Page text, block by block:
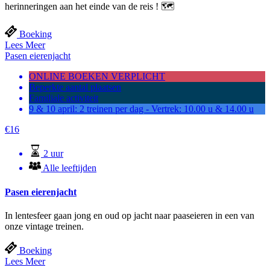
herinneringen aan het einde van de reis ! 🗺️
Boeking
Lees Meer
Pasen eierenjacht
ONLINE BOEKEN VERPLICHT
Beperkte aantal plaatsen
Familiale activiteit
9 & 10 april: 2 treinen per dag - Vertrek: 10.00 u & 14.00 u
€16
2 uur
Alle leeftijden
Pasen eierenjacht
In lentesfeer gaan jong en oud op jacht naar paaseieren in een van
onze vintage treinen.
Boeking
Lees Meer